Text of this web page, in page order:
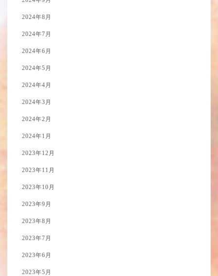
2024年8月
2024年7月
2024年6月
2024年5月
2024年4月
2024年3月
2024年2月
2024年1月
2023年12月
2023年11月
2023年10月
2023年9月
2023年8月
2023年7月
2023年6月
2023年5月